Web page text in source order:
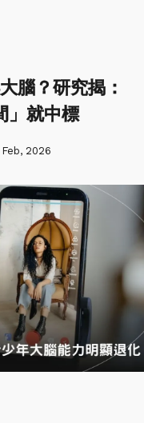
腦？研究揭：
」就中標
Feb, 2026